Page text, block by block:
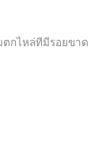
ตกไหล่ที่มีรอยขาด